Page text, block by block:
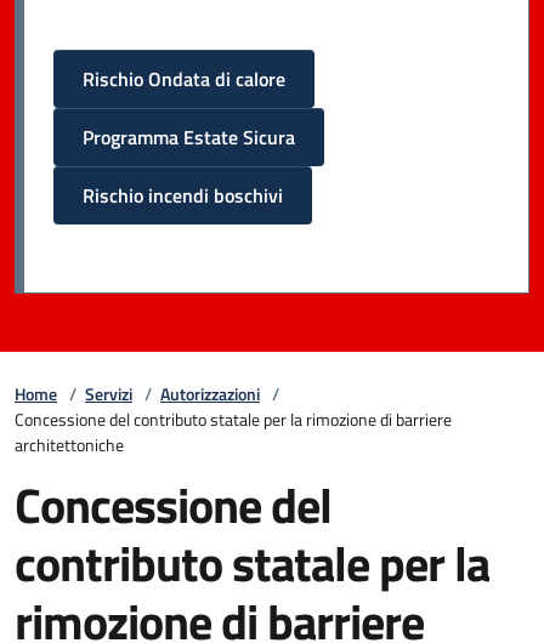
Rischio Ondata di calore
Programma Estate Sicura
Rischio incendi boschivi
Home / Servizi / Autorizzazioni /
Concessione del contributo statale per la rimozione di barriere
architettoniche
Concessione del
contributo statale per la
rimozione di barriere